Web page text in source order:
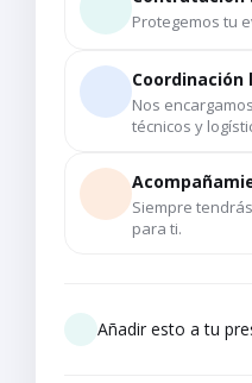
Protegemos tu
Nos
técnicos y
Siempre
para ti.
Añadir esto a tu